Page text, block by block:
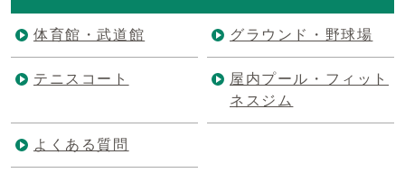
体育館・武道館 グラウンド・野球場
テニスコート
屋内プール・フィット
ネスジム
よくある質問